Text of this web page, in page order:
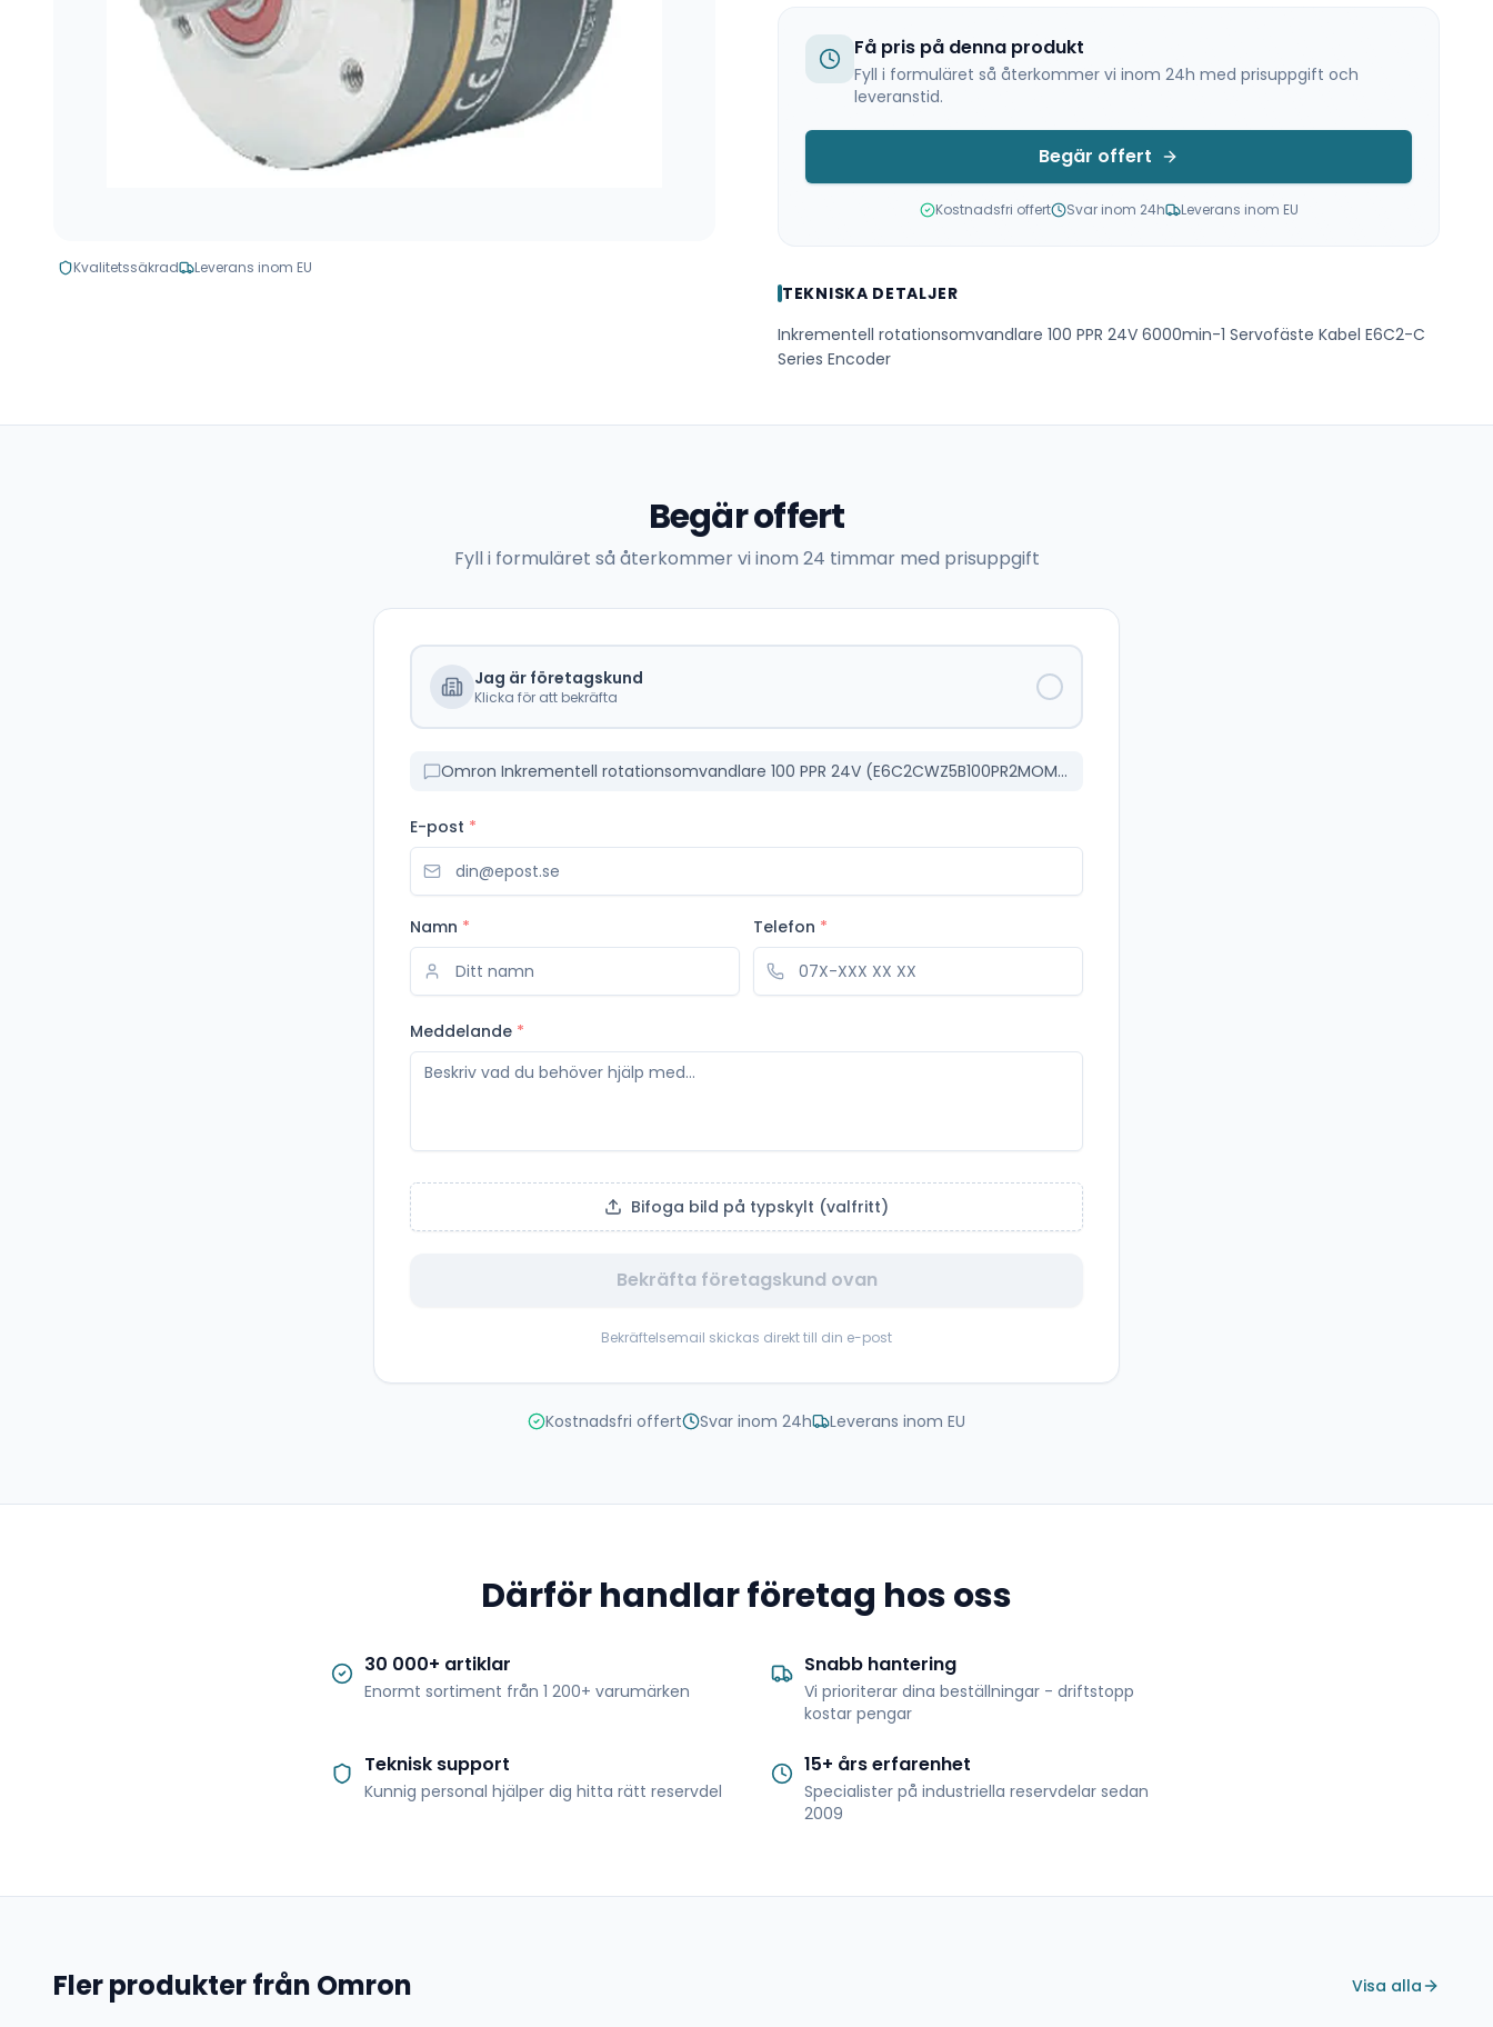
Kvalitetssäkrad Leverans inom EU
Få pris på denna produkt
Fyll i formuläret så återkommer vi inom 24h med prisuppgift och
leveranstid.
Begär offert
Kostnadsfri offert Svar inom 24h Leverans inom EU
TEKNISKA DETALJER
Inkrementell rotationsomvandlare 100 PPR 24V 6000min-1 Servofäste Kabel E6C2-C
Series Encoder
Begär offert
Fyll i formuläret så återkommer vi inom 24 timmar med prisuppgift
Jag är företagskund
Klicka för att bekräfta
Omron Inkrementell rotationsomvandlare 100 PPR 24V (E6C2CWZ5B100PR2MOMS)
E-post *
Namn * Telefon *
Meddelande *
Bifoga bild på typskylt (valfritt)
Bekräfta företagskund ovan
Bekräftelsemail skickas direkt till din e-post
Kostnadsfri offert Svar inom 24h Leverans inom EU
Därför handlar företag hos oss
30 000+ artiklar
Enormt sortiment från 1 200+ varumärken
Snabb hantering
Vi prioriterar dina beställningar - driftstopp
kostar pengar
Teknisk support
Kunnig personal hjälper dig hitta rätt reservdel
15+ års erfarenhet
Specialister på industriella reservdelar sedan
2009
Fler produkter från Omron Visa alla